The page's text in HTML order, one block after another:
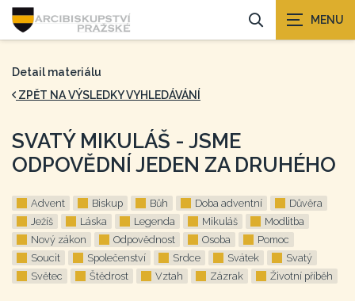
Detail materiálu
ZPĚT NA VÝSLEDKY VYHLEDÁVÁNÍ
SVATÝ MIKULÁŠ - JSME
ODPOVĚDNÍ JEDEN ZA DRUHÉHO
Advent Biskup Bůh Doba adventní
Důvěra
Ježíš
Láska Legenda Mikuláš
Modlitba
Nový zákon
Odpovědnost Osoba
Pomoc
Soucit
Společenství Srdce Svátek
Svatý
Světec
Štědrost Vztah Zázrak Životní příběh